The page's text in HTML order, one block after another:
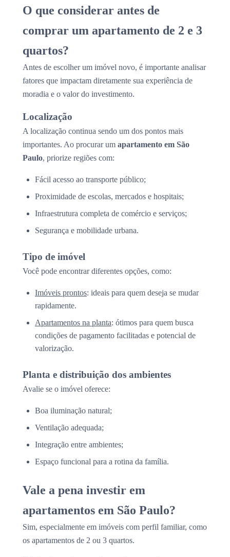
O que considerar antes de
comprar um apartamento de 2 e 3
quartos?
Antes de escolher um imóvel novo, é importante analisar
fatores que impactam diretamente sua experiência de
moradia e o valor do investimento.
Localização
A localização continua sendo um dos pontos mais
importantes. Ao procurar um apartamento em São
Paulo, priorize regiões com:
Fácil acesso ao transporte público;
Proximidade de escolas, mercados e hospitais;
Infraestrutura completa de comércio e serviços;
Segurança e mobilidade urbana.
Tipo de imóvel
Você pode encontrar diferentes opções, como:
Imóveis prontos: ideais para quem deseja se mudar
rapidamente.
Apartamentos na planta: ótimos para quem busca
condições de pagamento facilitadas e potencial de
valorização.
Planta e distribuição dos ambientes
Avalie se o imóvel oferece:
Boa iluminação natural;
Ventilação adequada;
Integração entre ambientes;
Espaço funcional para a rotina da família.
Vale a pena investir em
apartamentos em São Paulo?
Sim, especialmente em imóveis com perfil familiar, como
os apartamentos de 2 ou 3 quartos.